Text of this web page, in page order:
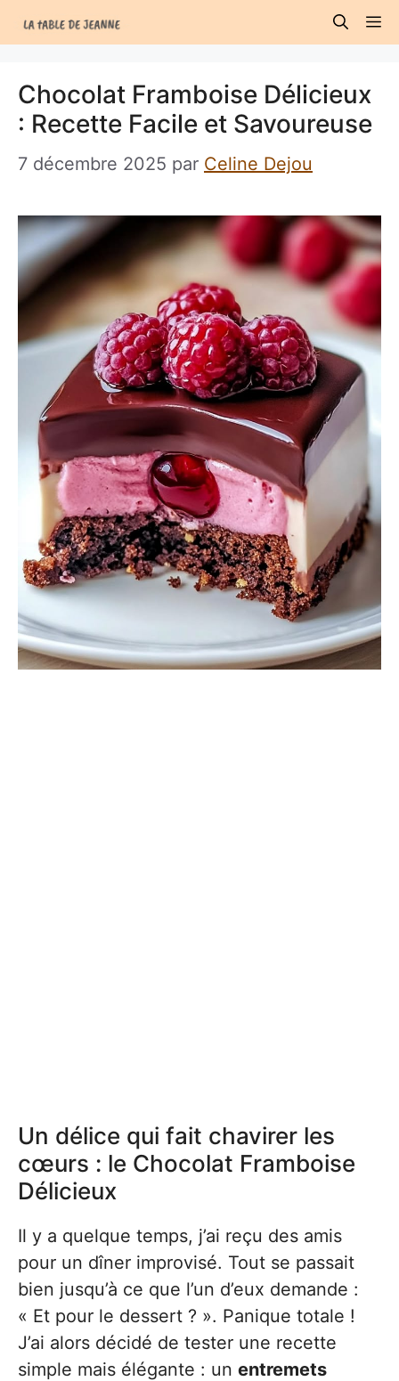
au
Chocolat Framboise Délicieux
: Recette Facile et Savoureuse
7 décembre 2025 par Celine Dejou
Un délice qui fait chavirer les
cœurs : le Chocolat Framboise
Délicieux
Il y a quelque temps, j’ai reçu des amis
pour un dîner improvisé. Tout se passait
bien jusqu’à ce que l’un d’eux demande :
« Et pour le dessert ? ». Panique totale !
J’ai alors décidé de tester une recette
simple mais élégante : un entremets